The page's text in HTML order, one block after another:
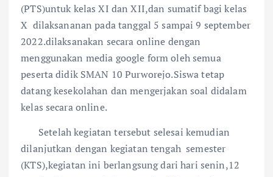
(PTS)untuk kelas XI dan XII,dan sumatif bagi kelas
X dilaksananan pada tanggal 5 sampai 9 september
2022.dilaksanakan secara online dengan
menggunakan media google form oleh semua
peserta didik SMAN 10 Purworejo.Siswa tetap
datang kesekolahan dan mengerjakan soal didalam
kelas secara online.
Setelah kegiatan tersebut selesai kemudian
dilanjutkan dengan kegiatan tengah semester
(KTS),kegiatan ini berlangsung dari hari senin,12